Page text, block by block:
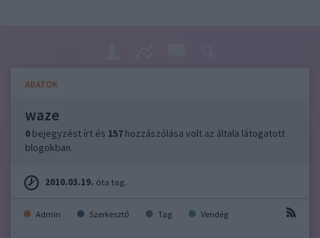
ADATOK
waze
0 bejegyzést írt és 157 hozzászólása volt az általa látogatott
blogokban.
2010.03.19. óta tag.
Admin Szerkesztő Tag Vendég